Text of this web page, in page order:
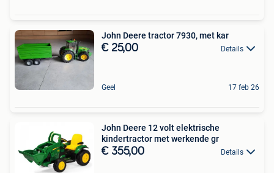
John Deere tractor 7930, met kar
€ 25,00 Details
Geel 17 feb 26
John Deere 12 volt elektrische
kindertractor met werkende gr
€ 355,00 Details